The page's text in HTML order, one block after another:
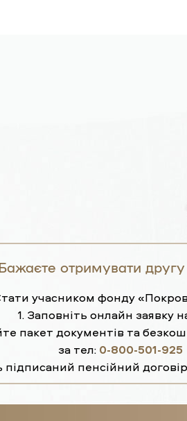
отримувати
учасником фонду
1. Заповніть онлайн заявку
пакет документів та
за тел: 0-800-501-925
підписаний пенсійний